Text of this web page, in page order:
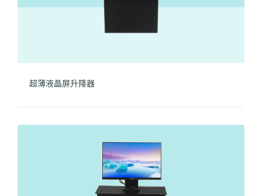
超薄液晶屏升降器